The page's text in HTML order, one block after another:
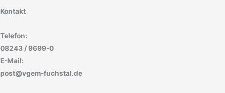
Kontakt
Telefon:
08243 / 9699-0
E-Mail:
post@vgem-fuchstal.de